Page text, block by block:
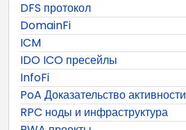
DFS протокол
DomainFi
ICM
IDO ICO пресейлы
InfoFi
PoA Доказательство активности
RPC ноды и инфраструктура